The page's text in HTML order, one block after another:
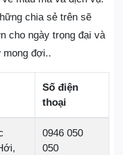
chia sẻ trên sẽ
cho ngày trọng đại và
đợi..
Số điện
thoại
0946 050
050